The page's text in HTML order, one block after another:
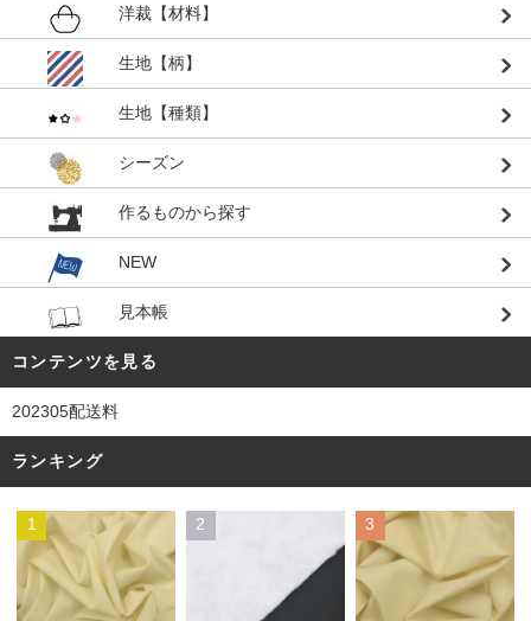
洋裁【材料】
生地【柄】
生地【種類】
シーズン
作るものから探す
NEW
見本帳
コンテンツを見る
202305配送料
ランキング
1 2 3